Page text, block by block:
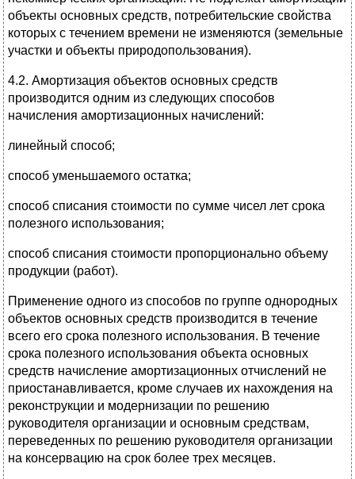
объекты основных средств, потребительские свойства
которых с течением времени не изменяются (земельные
участки и объекты природопользования).
4.2. Амортизация объектов основных средств
производится одним из следующих способов
начисления амортизационных начислений:
линейный способ;
способ уменьшаемого остатка;
способ списания стоимости по сумме чисел лет срока
полезного использования;
способ списания стоимости пропорционально объему
продукции (работ).
Применение одного из способов по группе однородных
объектов основных средств производится в течение
всего его срока полезного использования. В течение
срока полезного использования объекта основных
средств начисление амортизационных отчислений не
приостанавливается, кроме случаев их нахождения на
реконструкции и модернизации по решению
руководителя организации и основным средствам,
переведенных по решению руководителя организации
на консервацию на срок более трех месяцев.